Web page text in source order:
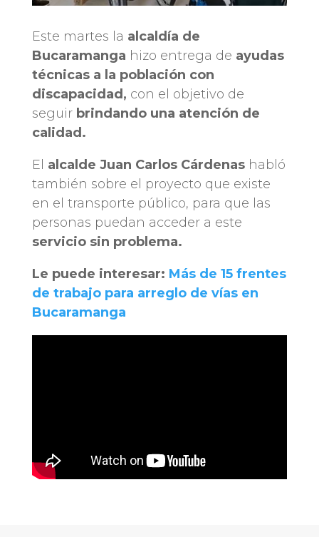
Este martes la alcaldía de
Bucaramanga hizo entrega de ayudas
técnicas a la población con
discapacidad, con el objetivo de
seguirbrindando una atención de
calidad.
El alcalde Juan Carlos Cárdenashabló
también sobre el proyecto que existe
en el transporte público, para que las
personas puedan acceder a este
servicio sin problema.
Le puede interesar: Más de 15 frentes
de trabajo para arreglo de vías en
Bucaramanga